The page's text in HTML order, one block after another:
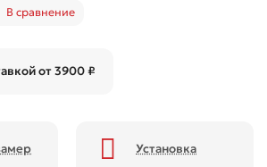
В сравнение
от 3900 ₽
Установка